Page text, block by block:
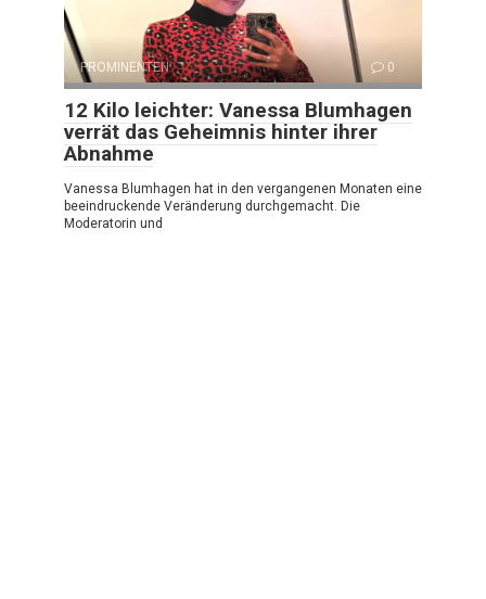
PROMINENTEN 0
12 Kilo leichter: Vanessa Blumhagen
verrät das Geheimnis hinter ihrer
Abnahme
Vanessa Blumhagen hat in den vergangenen Monaten eine
beeindruckende Veränderung durchgemacht. Die
Moderatorin und